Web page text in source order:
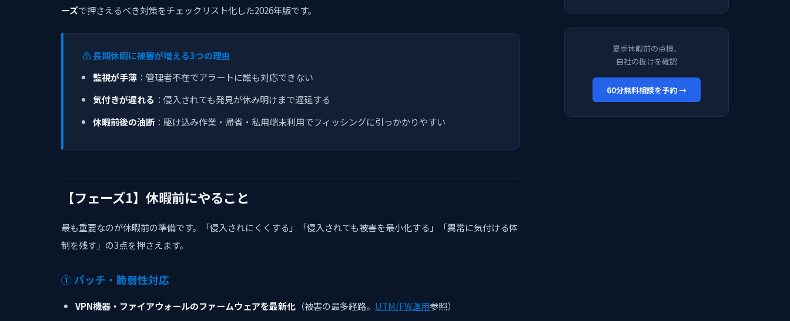
ーズで押さえるべき対策をチェックリスト化した2026年版です。
⚠️ 長期休暇に被害が増える3つの理由
監視が手薄 ：管理者不在でアラートに誰も対応できない
気付きが遅れる ：侵入されても発見が休み明けまで遅延する
休暇前後の油断：駆け込み作業・帰省・私用端末利用でフィッシングに引っかかりやすい
【フェーズ1】休暇前にやること
最も重要なのが休暇前の準備です。「侵入されにくくする」「侵入されても被害を最小化する」「異常に気付ける体
制を残す」の3点を押さえます。
① パッチ・脆弱性対応
VPN機器・ファイアウォールのファームウェアを最新化 （被害の最多経路。 UTM/FW運用参照）
夏季休暇前の点検、
自社の抜けを確認
60分無料相談を予約 →